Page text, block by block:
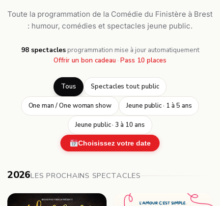
Toute la programmation de la Comédie du Finistère à Brest
: humour, comédies et spectacles jeune public.
98 spectacles· programmation mise à jour automatiquement
Offrir un bon cadeau · Pass 10 places
Tous Spectacles tout public
One man / One woman show Jeune public · 1 à 5 ans
Jeune public · 3 à 10 ans
Choisissez votre date
2026LES PROCHAINS SPECTACLES